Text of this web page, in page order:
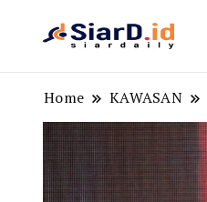
Home KAWASAN